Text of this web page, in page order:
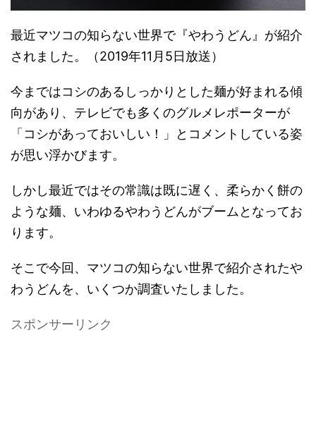
最近マツコの知らない世界で『やわうどん』が紹介
されました。（2019年11月5日放送）
今まではコシのあるしっかりとした麺が好まれる傾
向があり、テレビでも多くのグルメレポーターが
「コシがあっておいしい！」とコメントしている姿
が思い浮かびます。
しかし最近ではその常識は既に遅く、柔らかく餅の
ような麺、いわゆるやわうどんがブームとなってお
ります。
そこで今回、マツコの知らない世界で紹介されたや
わうどんを、いくつか調査いたしました。
スポンサーリンク